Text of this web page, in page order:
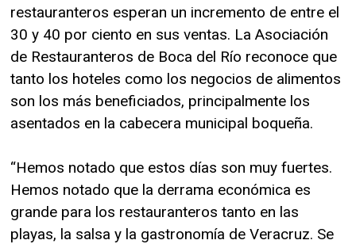
restauranteros esperan un incremento de entre el
30 y 40 por ciento en sus ventas. La Asociación
de Restauranteros de Boca del Río reconoce que
tanto los hoteles como los negocios de alimentos
son los más beneficiados, principalmente los
asentados en la cabecera municipal boqueña.
“Hemos notado que estos días son muy fuertes.
Hemos notado que la derrama económica es
grande para los restauranteros tanto en las
playas, la salsa y la gastronomía de Veracruz. Se